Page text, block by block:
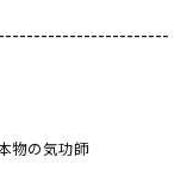
物の気功師